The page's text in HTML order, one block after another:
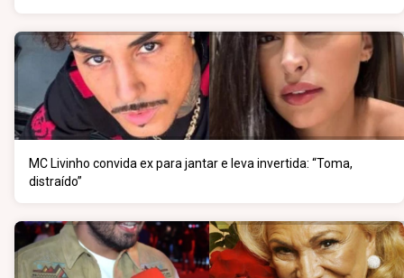
MC Livinho convida ex para jantar e leva invertida: “Toma,
distraído”